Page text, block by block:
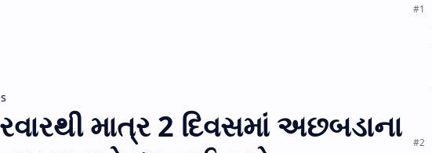
માત્ર 2 દિવસમાં અછબડાના